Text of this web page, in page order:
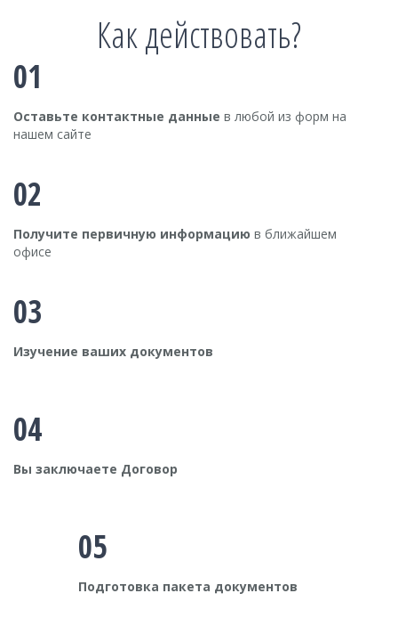
Как действовать?
01
Оставьте контактные данные в любой из форм на
нашем сайте
02
Получите первичную информацию в ближайшем
офисе
03
Изучение ваших документов
04
Вы заключаете Договор
05
Подготовка пакета документов